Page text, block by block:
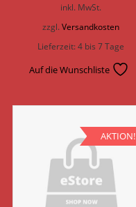
inkl. MwSt.
zzgl.Versandkosten
Lieferzeit:4 bis 7 Tage
Auf die Wunschliste
AKTION!